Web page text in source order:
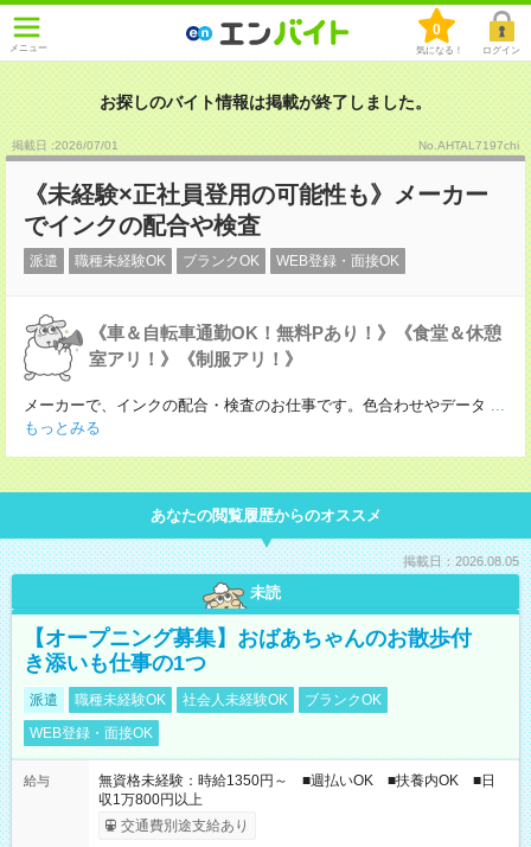
メニュー
0
気になる！ ログイン
お探しのバイト情報は掲載が終了しました。
掲載日 :2026/07/01 No.AHTAL7197chi
《未経験×正社員登用の可能性も》メーカー
でインクの配合や検査
派遣 職種未経験OK ブランクOK WEB登録・面接OK
《車＆自転車通勤OK！無料Pあり！》《食堂＆休憩
室アリ！》《制服アリ！》
メーカーで、インクの配合・検査のお仕事です。色合わせやデータ ...
もっとみる
あなたの閲覧履歴からのオススメ
掲載日：2026.08.05
未読
【オープニング募集】おばあちゃんのお散歩付
き添いも仕事の1つ
派遣 職種未経験OK 社会人未経験OK
ブランクOK
WEB登録・面接OK
給与
無資格未経験：時給1350円～ ■週払いOK ■扶養内OK ■日
収1万800円以上
交通費別途支給あり